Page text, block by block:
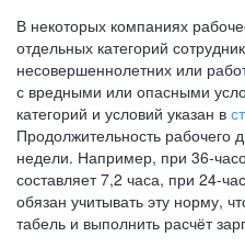
В некоторых компаниях
отдельных категорий
несовершеннолетних или
с вредными или опасными
категорий и условий указан в
Продолжительность рабочего
недели. Например, при 36-
составляет 7,2 часа, при 24-
обязан учитывать эту норму,
табель и выполнить расчёт